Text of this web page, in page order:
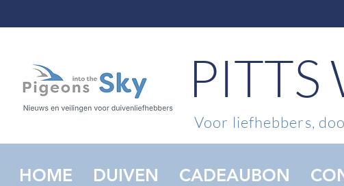
PITTS
Voor liefhebbers,
HOME DUIVEN CADEAUBON